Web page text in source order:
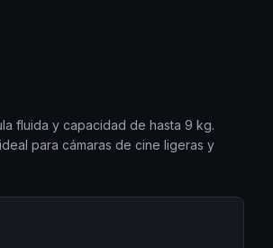
fluida y capacidad de hasta 9 kg.
para cámaras de cine ligeras y